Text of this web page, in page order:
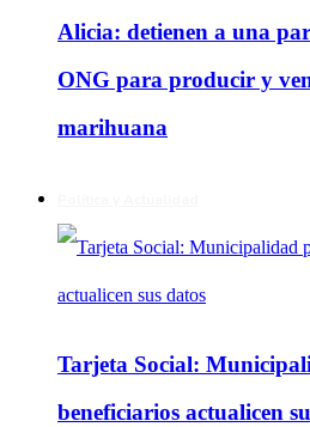
Alicia: detienen a una
ONG para producir y
marihuana
Tarjeta Social:
beneficiarios actualicen